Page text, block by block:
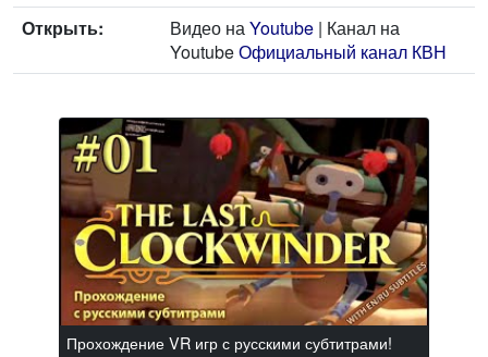
Открыть:
Видео наYoutube | Канал на
YoutubeОфициальный канал КВН
Прохождение VR игр с русскими субтитрами!